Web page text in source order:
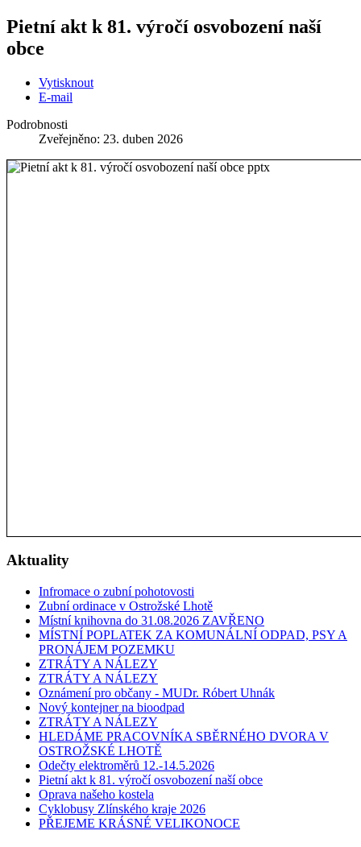
Pietní akt k 81. výročí osvobození naší
obce
Vytisknout
E-mail
Podrobnosti
Zveřejněno: 23. duben 2026
Aktuality
Infromace o zubní pohotovosti
Zubní ordinace v Ostrožské Lhotě
Místní knihovna do 31.08.2026 ZAVŘENO
MÍSTNÍ POPLATEK ZA KOMUNÁLNÍ ODPAD, PSY A
PRONÁJEM POZEMKU
ZTRÁTY A NÁLEZY
ZTRÁTY A NÁLEZY
Oznámení pro občany - MUDr. Róbert Uhnák
Nový kontejner na bioodpad
ZTRÁTY A NÁLEZY
HLEDÁME PRACOVNÍKA SBĚRNÉHO DVORA V
OSTROŽSKÉ LHOTĚ
Odečty elektroměrů 12.-14.5.2026
Pietní akt k 81. výročí osvobození naší obce
Oprava našeho kostela
Cyklobusy Zlínského kraje 2026
PŘEJEME KRÁSNÉ VELIKONOCE